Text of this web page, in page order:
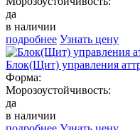
да
в наличии
подробнее Узнать цену
Блок(Щит) управления
Форма:
Морозоустойчивость:
да
в наличии